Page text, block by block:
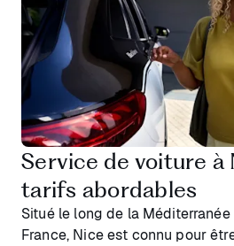
Service de voiture à
tarifs abordables
Situé le long de la
France, Nice est connu pour